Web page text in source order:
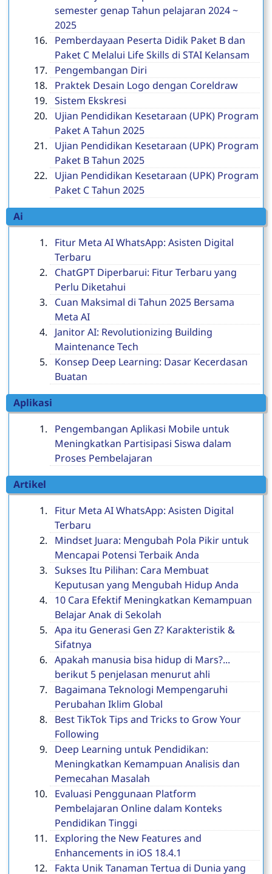
semester genap Tahun pelajaran 2024 ~
2025
Pemberdayaan Peserta Didik Paket B dan
Paket C Melalui Life Skills di STAI Kelansam
Pengembangan Diri
Praktek Desain Logo dengan Coreldraw
Sistem Ekskresi
Ujian Pendidikan Kesetaraan (UPK) Program
Paket A Tahun 2025
Ujian Pendidikan Kesetaraan (UPK) Program
Paket B Tahun 2025
Ujian Pendidikan Kesetaraan (UPK) Program
Paket C Tahun 2025
Ai
Fitur Meta AI WhatsApp: Asisten Digital
Terbaru
ChatGPT Diperbarui: Fitur Terbaru yang
Perlu Diketahui
Cuan Maksimal di Tahun 2025 Bersama
Meta AI
Janitor AI: Revolutionizing Building
Maintenance Tech
Konsep Deep Learning: Dasar Kecerdasan
Buatan
Aplikasi
Pengembangan Aplikasi Mobile untuk
Meningkatkan Partisipasi Siswa dalam
Proses Pembelajaran
Artikel
Fitur Meta AI WhatsApp: Asisten Digital
Terbaru
Mindset Juara: Mengubah Pola Pikir untuk
Mencapai Potensi Terbaik Anda
Sukses Itu Pilihan: Cara Membuat
Keputusan yang Mengubah Hidup Anda
10 Cara Efektif Meningkatkan Kemampuan
Belajar Anak di Sekolah
Apa itu Generasi Gen Z? Karakteristik &
Sifatnya
Apakah manusia bisa hidup di Mars?...
berikut 5 penjelasan menurut ahli
Bagaimana Teknologi Mempengaruhi
Perubahan Iklim Global
Best TikTok Tips and Tricks to Grow Your
Following
Deep Learning untuk Pendidikan:
Meningkatkan Kemampuan Analisis dan
Pemecahan Masalah
Evaluasi Penggunaan Platform
Pembelajaran Online dalam Konteks
Pendidikan Tinggi
Exploring the New Features and
Enhancements in iOS 18.4.1
Fakta Unik Tanaman Tertua di Dunia yang